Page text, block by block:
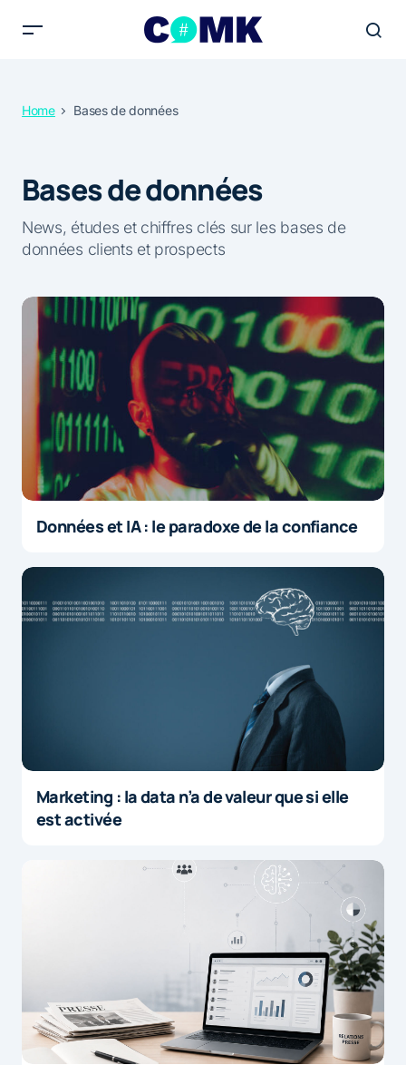
Home Bases de données
Bases de données
News, études et chiffres clés sur les bases de
données clients et prospects
Données et IA : le paradoxe de la confiance
Marketing : la data n’a de valeur que si elle
est activée